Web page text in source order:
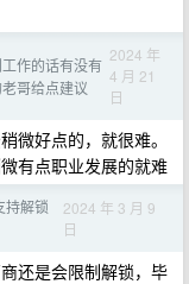
作的话有没有
哥给点建议
2024 年
4 月 21
日
微好点的，就很难。
有点职业发展的就难
持解锁
2024 年 3 月 9
日
还是会限制解锁，毕